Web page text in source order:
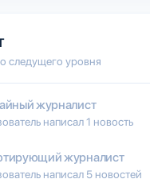
следущего уровня
журналист
написал 1 новость
журналист
написал 5 новостей